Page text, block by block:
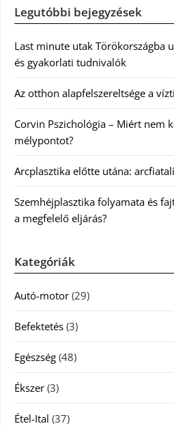
Legutóbbi bejegyzések
Last minute utak Törökországba
és gyakorlati tudnivalók
Az otthon alapfelszereltsége a
Corvin Pszichológia – Miért nem
mélypontot?
Arcplasztika előtte utána:
Szemhéjplasztika folyamata és
a megfelelő eljárás?
Kategóriák
Autó-motor (29)
Befektetés (3)
Egészség (48)
Ékszer (3)
Étel-Ital (37)